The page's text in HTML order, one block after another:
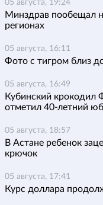
05 августа, 19:24
Минздрав пообещал
регионах
05 августа, 16:11
Фото с тигром близ
05 августа, 16:49
Кубинский крокодил
отметил 40-летний
05 августа, 18:57
В Астане ребенок
крючок
05 августа, 17:41
Курс доллара